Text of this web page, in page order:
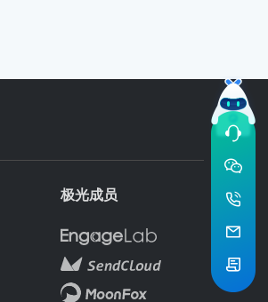
极光成员